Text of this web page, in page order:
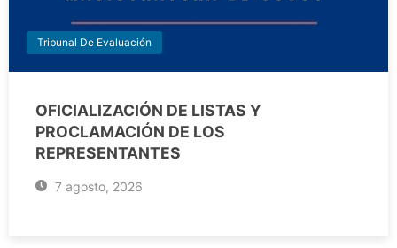
Tribunal De Evaluación
OFICIALIZACIÓN DE LISTAS Y
PROCLAMACIÓN DE LOS
REPRESENTANTES
7 agosto, 2026